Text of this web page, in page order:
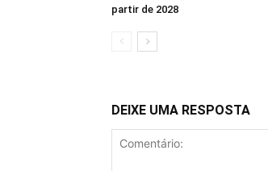
partir de 2028
DEIXE UMA RESPOSTA